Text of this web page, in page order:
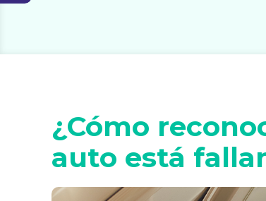
¿Cómo
auto está